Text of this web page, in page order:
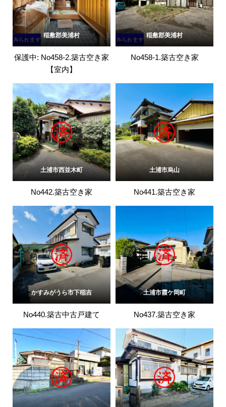
稲敷郡美浦村
保護中: No458-2.築古空き家
【室内】
稲敷郡美浦村
No458-1.築古空き家
土浦市西並木町
No442.築古空き家
土浦市烏山
No441.築古空き家
かすみがうら市下稲吉
No440.築古中古戸建て
土浦市霞ケ岡町
No437.築古空き家